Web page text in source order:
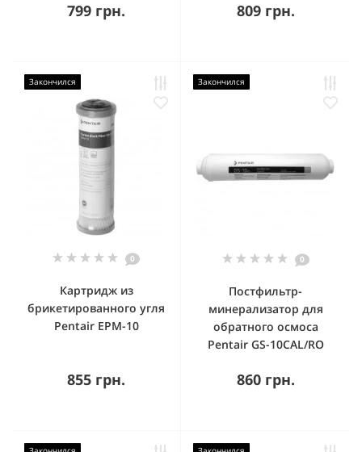
799 грн. 809 грн.
Закончился
0
Картридж из
брикетированного угля
Pentair EPM-10
855 грн.
Закончился
0
Постфильтр-
минерализатор для
обратного осмоса
Pentair GS-10CAL/RO
860 грн.